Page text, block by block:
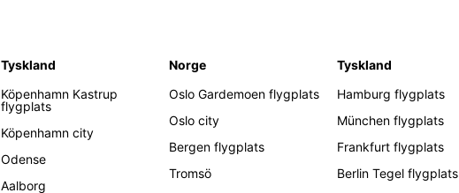
Tyskland
Köpenhamn Kastrup
flygplats
Köpenhamn city
Odense
Aalborg
Norge
Oslo Gardemoen flygplats
Oslo city
Bergen flygplats
Tromsö
Tyskland
Hamburg flygplats
München flygplats
Frankfurt flygplats
Berlin Tegel flygplats